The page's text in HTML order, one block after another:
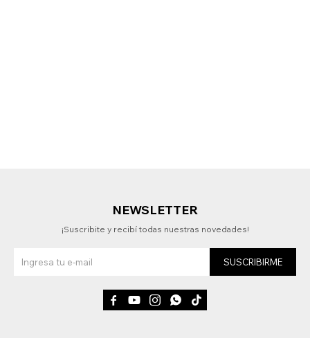
NEWSLETTER
¡Suscribite y recibí todas nuestras novedades!
SUSCRIBIRME
    